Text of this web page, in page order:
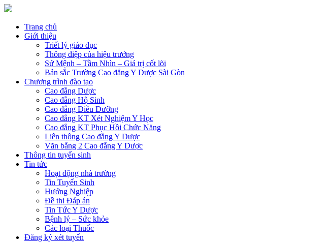
Trang chủ
Giới thiệu
Triết lý giáo dục
Thông điệp của hiệu trưởng
Sứ Mệnh – Tầm Nhìn – Giá trị cốt lõi
Bản sắc Trường Cao đẳng Y Dược Sài Gòn
Chương trình đào tạo
Cao đẳng Dược
Cao đẳng Hộ Sinh
Cao đẳng Điều Dưỡng
Cao đẳng KT Xét Nghiệm Y Học
Cao đẳng KT Phục Hồi Chức Năng
Liên thông Cao đẳng Y Dược
Văn bằng 2 Cao đẳng Y Dược
Thông tin tuyển sinh
Tin tức
Hoạt động nhà trường
Tin Tuyển Sinh
Hướng Nghiệp
Đề thi Đáp án
Tin Tức Y Dược
Bệnh lý – Sức khỏe
Các loại Thuốc
Đăng ký xét tuyển